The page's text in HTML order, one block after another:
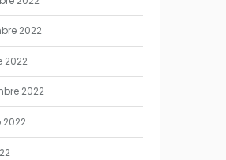
2022
2022
2022
2022